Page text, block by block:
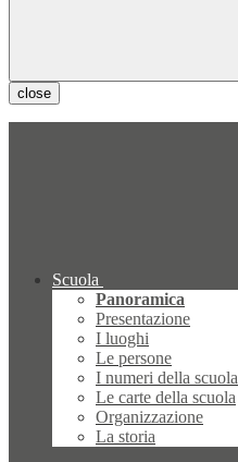
close
Scuola
Panoramica
Presentazione
I luoghi
Le persone
I numeri della scuola
Le carte della scuola
Organizzazione
La storia